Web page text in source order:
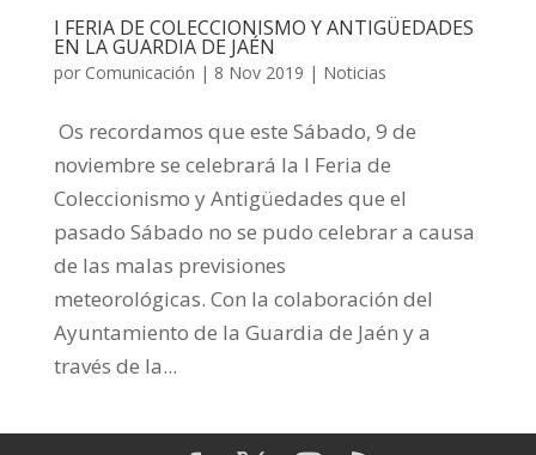
I FERIA DE COLECCIONISMO Y ANTIGÜEDADES
EN LA GUARDIA DE JAÉN
por Comunicación | 8 Nov 2019 | Noticias
Os recordamos que este Sábado, 9 de
noviembre se celebrará la I Feria de
Coleccionismo y Antigüedades que el
pasado Sábado no se pudo celebrar a causa
de las malas previsiones
meteorológicas. Con la colaboración del
Ayuntamiento de la Guardia de Jaén y a
través de la...